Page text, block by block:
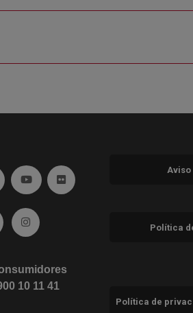
(abre en ventana nueva)
a twitter (abre en ventana nueva)
Ir a YouTube (abre en ventana
Ir a Flickr (abre en ventana
(abre en ventana nueva)
al Blog (abre en ventana nueva)
Ir a Instagram (abre en ventana
10 11 41
Política
Política de